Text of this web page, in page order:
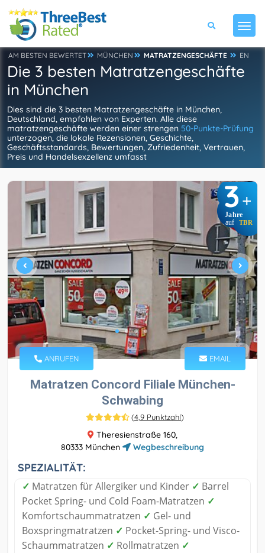
AM BESTEN BEWERTET MÜNCHEN MATRATZENGESCHÄFTE EN
Die 3 besten Matratzengeschäfte
in München
Dies sind die 3 besten Matratzengeschäfte in München,
Deutschland, empfohlen von Experten. Alle diese
matratzengeschäfte werden einer strengen 50-Punkte-Prüfung
unterzogen, die lokale Rezensionen, Geschichte,
Geschäftsstandards, Bewertungen, Zufriedenheit, Vertrauen,
Preis und Handelsexzellenz umfasst
3+
Jahre
auf TBR
ANRUFEN EMAIL
Matratzen Concord Filiale München-
Schwabing
(4,9 Punktzahl)
Theresienstraße 160,
80333 München
Wegbeschreibung
SPEZIALITÄT:
✓ Matratzen für Allergiker und Kinder ✓ Barrel
Pocket Spring- und Cold Foam-Matratzen ✓
Komfortschaummatratzen ✓ Gel- und
Boxspringmatratzen ✓ Pocket-Spring- und Visco-
Schaummatratzen ✓ Rollmatratzen ✓